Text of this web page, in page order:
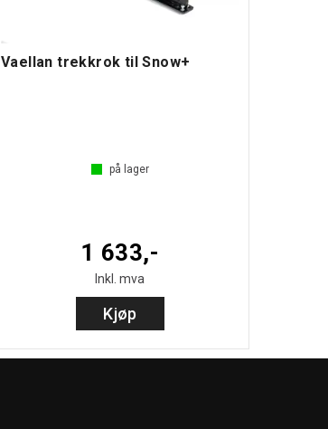
Vaellan trekkrok til Snow+
på lager
1 633,-
Inkl. mva
Kjøp